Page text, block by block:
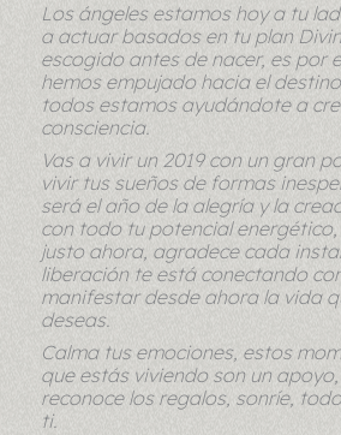
Los ángeles estamos hoy a tu
a actuar basados en tu plan
escogido antes de nacer, es por
hemos empujado hacia el
todos estamos ayudándote a
consciencia.
Vas a vivir un 2019 con un gran
vivir tus sueños de formas
será el año de la alegría y la
con todo tu potencial
justo ahora, agradece cada
liberación te está conectando
manifestar desde ahora la vida
deseas.
Calma tus emociones, estos
que estás viviendo son un
reconoce los regalos, sonríe,
ti.